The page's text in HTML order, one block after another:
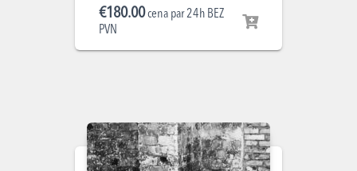
€180.00cena par 24h BEZ
PVN